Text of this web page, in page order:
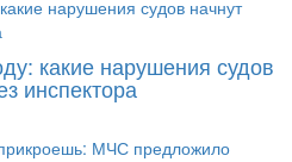
какие нарушения судов
инспектора